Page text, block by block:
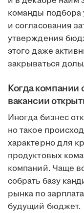
команды подбора
и согласования
утверждения
этого даже
закрываться
Когда компании
вакансии
Иногда бизнес
но такое
характерно для
продуктовых
компаний. Чаще
собрать базу
рынка по
будущий бюджет.